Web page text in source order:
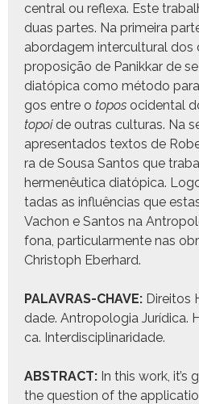
cen­tral ou reflexa. Este
duas partes. Na primeira
abor­dagem inter­cul­tur­al dos
proposição de Panikkar de
diatópi­ca como méto­do
gos entre o topos oci­den­tal
topoi de out­ras cul­turas. Na
apre­sen­ta­dos tex­tos de
ra de Sousa San­tos que
her­menêu­ti­ca diatópi­ca.
tadas as influên­cias que
Vachon e San­tos na
fona, par­tic­u­lar­mente nas
Christoph Eber­hard.
PALAVRAS-CHAVE: Dire­itos
dade. Antropolo­gia Jurídi­ca.
ca. Inter­dis­ci­pli­nar­i­dade.
ABSTRACT: In this work, it’s
the ques­tion of the